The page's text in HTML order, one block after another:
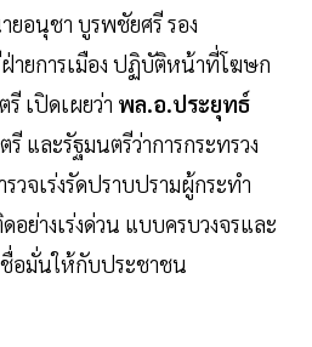
ยอนุชา บูรพชัยศรี รอง
ายการเมือง ปฏิบัติหน้าที่โฆษก
เปิดเผยว่า พล.อ.ประยุทธ์
และรัฐมนตรีว่าการกระทรวง
วจเร่งรัดปราบปรามผู้กระทำ
อย่างเร่งด่วน แบบครบวงจรและ
ชื่อมั่นให้กับประชาชน